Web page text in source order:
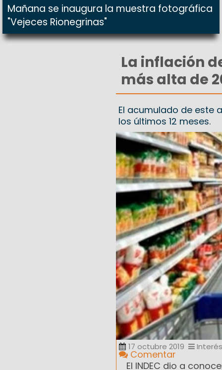
Mañana se inaugura la muestra fotográfica
"Vejeces Rionegrinas"
La inflación
más alta de
El acumulado de este
los últimos 12 meses.
17 octubre 2019
Comentar
El INDEC dio a